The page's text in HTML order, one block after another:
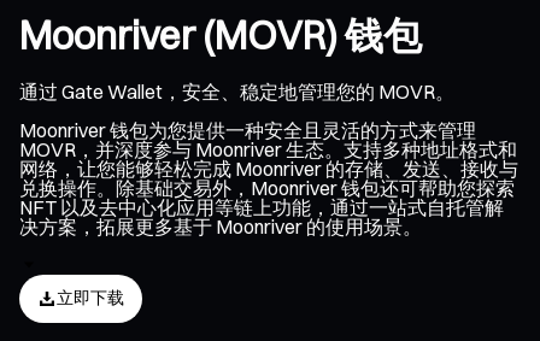
Moonriver (MOVR) 钱包
通过 Gate Wallet，安全、稳定地管理您的 MOVR。
Moonriver 钱包为您提供一种安全且灵活的方式来管理
MOVR，并深度参与 Moonriver 生态。支持多种地址格式和
网络，让您能够轻松完成 Moonriver 的存储、发送、接收与
兑换操作。除基础交易外，Moonriver 钱包还可帮助您探索
NFT 以及去中心化应用等链上功能，通过一站式自托管解
决方案，拓展更多基于 Moonriver 的使用场景。
立即下载